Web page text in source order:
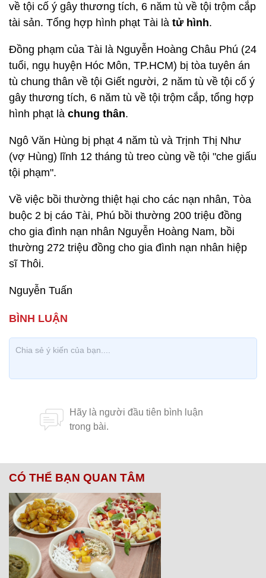
về tội cố ý gây thương tích, 6 năm tù về tội trộm cắp
tài sản. Tổng hợp hình phạt Tài là tử hình.
Đồng phạm của Tài là Nguyễn Hoàng Châu Phú (24
tuổi, ngụ huyện Hóc Môn, TP.HCM) bị tòa tuyên án
tù chung thân về tội Giết người, 2 năm tù về tội cố ý
gây thương tích, 6 năm tù về tội trộm cắp, tổng hợp
hình phạt là chung thân.
Ngô Văn Hùng bị phạt 4 năm tù và Trịnh Thị Như
(vợ Hùng) lĩnh 12 tháng tù treo cùng về tội "che giấu
tội phạm".
Về việc bồi thường thiệt hại cho các nạn nhân, Tòa
buộc 2 bị cáo Tài, Phú bồi thường 200 triệu đồng
cho gia đình nạn nhân Nguyễn Hoàng Nam, bồi
thường 272 triệu đồng cho gia đình nạn nhân hiệp
sĩ Thôi.
Nguyễn Tuấn
CÓ THỂ BẠN QUAN TÂM